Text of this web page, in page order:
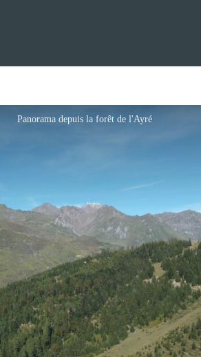
Panorama depuis la forêt de l'Ayré